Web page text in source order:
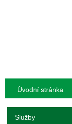
Úvodní stránka
Služby